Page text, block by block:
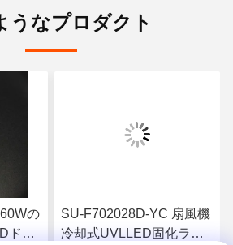
うなプロダクト
の
ドラ
SU-F702028D-YC 扇風機
冷却式UVLLED固化ラン